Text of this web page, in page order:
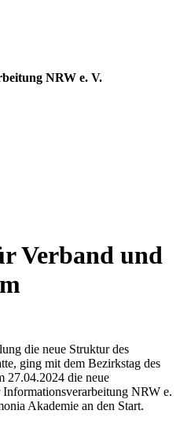
NRW e. V.
Verband und
die neue Struktur des
ging mit dem Bezirkstag des
27.04.2024 die neue
Informationsverarbeitung NRW e.
Akademie an den Start.